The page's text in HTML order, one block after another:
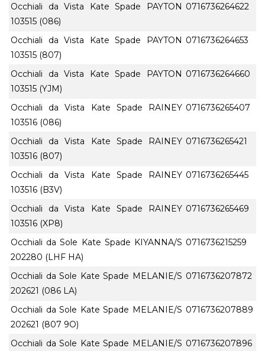
Occhiali da Vista Kate Spade PAYTON
103515 (086)
0716736264622
Occhiali da Vista Kate Spade PAYTON
103515 (807)
0716736264653
Occhiali da Vista Kate Spade PAYTON
103515 (YJM)
0716736264660
Occhiali da Vista Kate Spade RAINEY
103516 (086)
0716736265407
Occhiali da Vista Kate Spade RAINEY
103516 (807)
0716736265421
Occhiali da Vista Kate Spade RAINEY
103516 (B3V)
0716736265445
Occhiali da Vista Kate Spade RAINEY
103516 (XP8)
0716736265469
Occhiali da Sole Kate Spade KIYANNA/S
202280 (LHF HA)
0716736215259
Occhiali da Sole Kate Spade MELANIE/S
202621 (086 LA)
0716736207872
Occhiali da Sole Kate Spade MELANIE/S
202621 (807 9O)
0716736207889
Occhiali da Sole Kate Spade MELANIE/S 0716736207896